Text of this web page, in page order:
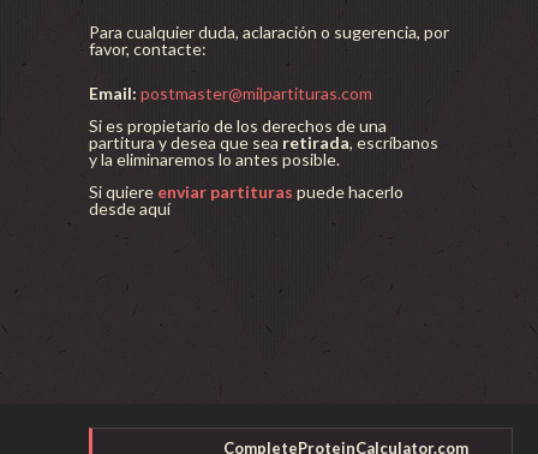
Para cualquier duda, aclaración o sugerencia, por
favor, contacte:
Email: postmaster@milpartituras.com
Si es propietario de los derechos de una
partitura y desea que sea retirada, escríbanos
y la eliminaremos lo antes posible.
Si quiere enviar partituras puede hacerlo
desde aquí
CompleteProteinCalculator.com